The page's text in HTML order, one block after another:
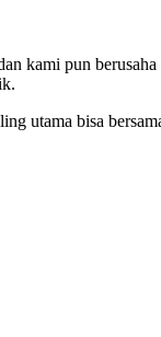
kami pun
utama bisa